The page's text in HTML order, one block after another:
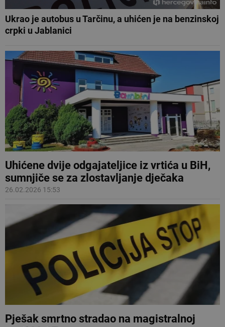
Ukrao je autobus u Tarčinu, a uhićen je na benzinskoj
crpki u Jablanici
Uhićene dvije odgajateljice iz vrtića u BiH,
sumnjiče se za zlostavljanje dječaka
26.02.2026 15:53
Pješak smrtno stradao na magistralnoj